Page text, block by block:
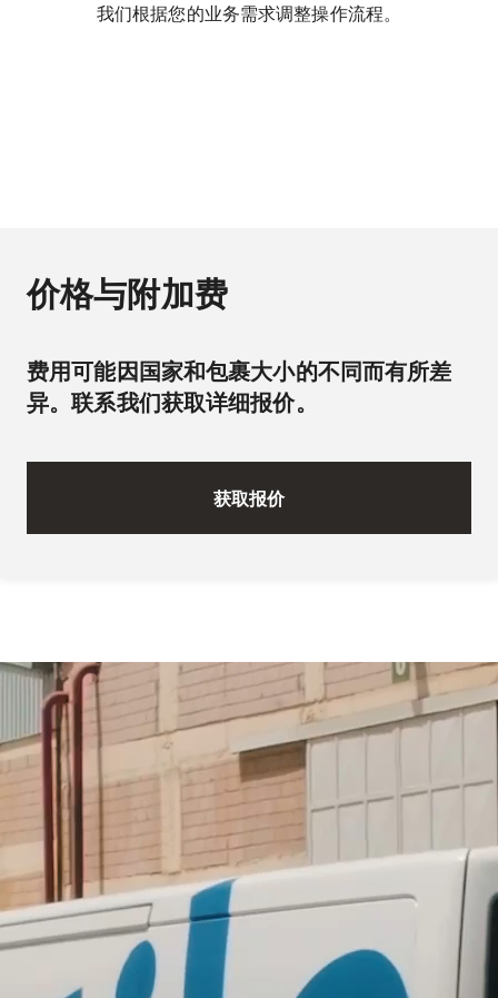
我们根据您的业务需求调整操作流程。
价格与附加费
费用可能因国家和包裹大小的不同而有所差
异。联系我们获取详细报价。
获取报价